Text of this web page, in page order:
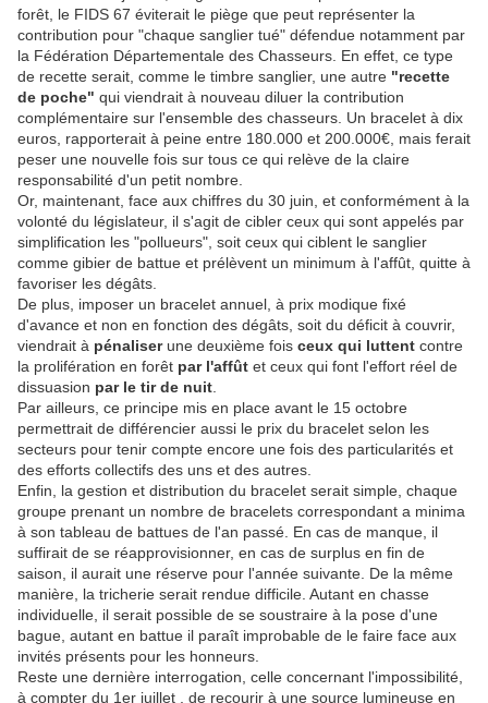
forêt, le FIDS 67 éviterait le piège que peut représenter la
contribution pour "chaque sanglier tué" défendue notamment par
la Fédération Départementale des Chasseurs. En effet, ce type
de recette serait, comme le timbre sanglier, une autre "recette
de poche" qui viendrait à nouveau diluer la contribution
complémentaire sur l'ensemble des chasseurs. Un bracelet à dix
euros, rapporterait à peine entre 180.000 et 200.000€, mais ferait
peser une nouvelle fois sur tous ce qui relève de la claire
responsabilité d'un petit nombre.
Or, maintenant, face aux chiffres du 30 juin, et conformément à la
volonté du législateur, il s'agit de cibler ceux qui sont appelés par
simplification les "pollueurs", soit ceux qui ciblent le sanglier
comme gibier de battue et prélèvent un minimum à l'affût, quitte à
favoriser les dégâts.
De plus, imposer un bracelet annuel, à prix modique fixé
d'avance et non en fonction des dégâts, soit du déficit à couvrir,
viendrait à pénaliser une deuxième fois ceux qui luttent contre
la prolifération en forêt par l'affût et ceux qui font l'effort réel de
dissuasion par le tir de nuit
Par ailleurs, ce principe mis en place avant le 15 octobre
permettrait de différencier aussi le prix du bracelet selon les
secteurs pour tenir compte encore une fois des particularités et
des efforts collectifs des uns et des autres.
Enfin, la gestion et distribution du bracelet serait simple, chaque
groupe prenant un nombre de bracelets correspondant a minima
à son tableau de battues de l'an passé. En cas de manque, il
suffirait de se réapprovisionner, en cas de surplus en fin de
saison, il aurait une réserve pour l'année suivante. De la même
manière, la tricherie serait rendue difficile. Autant en chasse
individuelle, il serait possible de se soustraire à la pose d'une
bague, autant en battue il paraît improbable de le faire face aux
invités présents pour les honneurs.
Reste une dernière interrogation, celle concernant l'impossibilité,
à compter du 1er juillet , de recourir à une source lumineuse en